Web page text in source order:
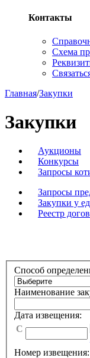
Контакты
Схема
Главная/Закупки
Закупки
Аукционы
Конкурсы
Запросы
Запросы
Закупки у
Реестр
Способ
Наименование
Дата извещения:
C
Номер извещения: